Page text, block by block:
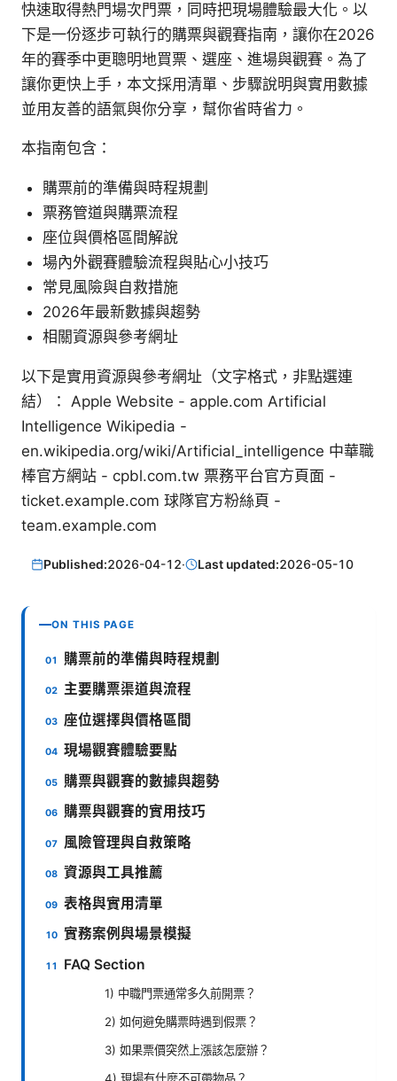
快速取得熱門場次門票，同時把現場體驗最大化。以
下是一份逐步可執行的購票與觀賽指南，讓你在2026
年的賽季中更聰明地買票、選座、進場與觀賽。為了
讓你更快上手，本文採用清單、步驟說明與實用數據
並用友善的語氣與你分享，幫你省時省力。
本指南包含：
購票前的準備與時程規劃
票務管道與購票流程
座位與價格區間解說
場內外觀賽體驗流程與貼心小技巧
常見風險與自救措施
2026年最新數據與趨勢
相關資源與參考網址
以下是實用資源與參考網址（文字格式，非點選連
結）： Apple Website - apple.com Artificial
Intelligence Wikipedia -
en.wikipedia.org/wiki/Artificial_intelligence 中華職
棒官方網站 - cpbl.com.tw 票務平台官方頁面 -
ticket.example.com 球隊官方粉絲頁 -
team.example.com
Published:2026-04-12· Last updated:2026-05-10
ON THIS PAGE
購票前的準備與時程規劃
主要購票渠道與流程
座位選擇與價格區間
現場觀賽體驗要點
購票與觀賽的數據與趨勢
購票與觀賽的實用技巧
風險管理與自救策略
資源與工具推薦
表格與實用清單
實務案例與場景模擬
FAQ Section
1) 中職門票通常多久前開票？
2) 如何避免購票時遇到假票？
3) 如果票價突然上漲該怎麼辦？